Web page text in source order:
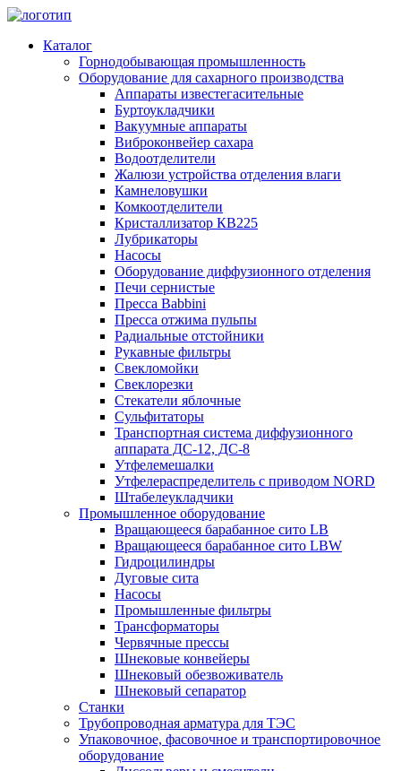
Каталог
Горнодобывающая промышленность
Оборудование для сахарного производства
Аппараты известегасительные
Буртоукладчики
Вакуумные аппараты
Виброконвейер сахара
Водоотделители
Жалюзи устройства отделения влаги
Камнеловушки
Комкоотделители
Кристаллизатор КВ225
Лубрикаторы
Насосы
Оборудование диффузионного отделения
Печи сернистые
Пресса Babbini
Пресса отжима пульпы
Радиальные отстойники
Рукавные фильтры
Свекломойки
Свеклорезки
Стекатели яблочные
Сульфитаторы
Транспортная система диффузионного
аппарата ДС-12, ДС-8
Утфелемешалки
Утфелераспределитель с приводом NORD
Штабелеукладчики
Промышленное оборудование
Вращающееся барабанное сито LB
Вращающееся барабанное сито LBW
Гидроцилиндры
Дуговые сита
Насосы
Промышленные фильтры
Трансформаторы
Червячные прессы
Шнековые конвейеры
Шнековый обезвоживатель
Шнековый сепаратор
Станки
Трубопроводная арматура для ТЭС
Упаковочное, фасовочное и транспортировочное
оборудование